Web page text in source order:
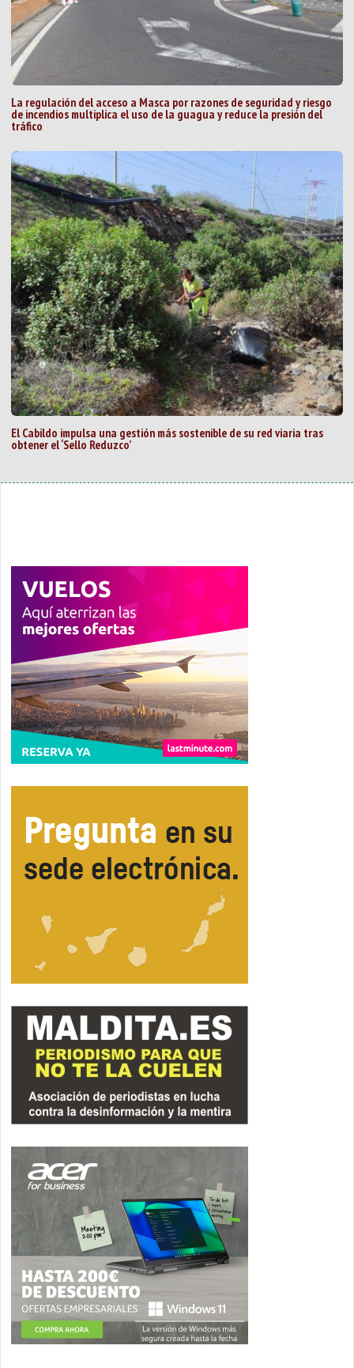
La regulación del acceso a Masca por razones de seguridad y riesgo
de incendios multiplica el uso de la guagua y reduce la presión del
tráfico
El Cabildo impulsa una gestión más sostenible de su red viaria tras
obtener el ‘Sello Reduzco’